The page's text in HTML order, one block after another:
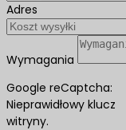
Adres
Wymagania
Google reCaptcha:
Nieprawidłowy klucz
witryny.